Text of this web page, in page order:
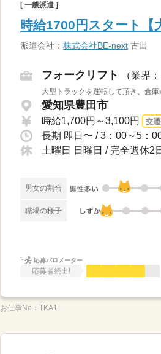
[ 一般派遣 ]
時給1700円スタート【
派遣会社： 株式会社BE-next 古田
フォークリフト （業界
大型トラックを運転して頂き、倉
愛知県豊田市
時給1,700円～3,100円 交
長期 即日〜 / 3：00～5：
土曜日 日曜日 / 完全週休2
男女の割合
職場の様子
応募バロメーター
応募者続出!
お仕事No： TKA1